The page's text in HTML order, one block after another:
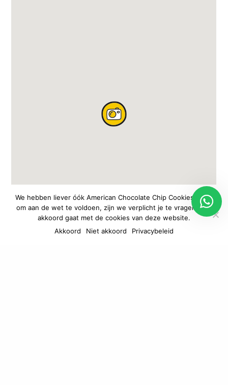
We hebben liever óók American Chocolate Chip Cookies, maar
om aan de wet te voldoen, zijn we verplicht je te vragen of je
akkoord gaat met de cookies van deze website.
Akkoord
Niet akkoord Privacybeleid